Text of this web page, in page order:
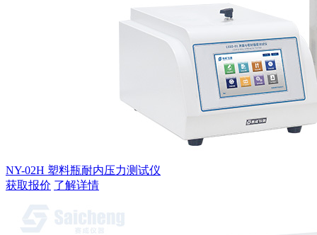
NY-02H 塑料瓶耐内压力测试仪
获取报价 了解详情